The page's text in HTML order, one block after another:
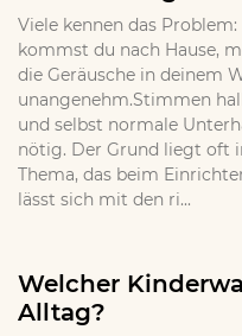
Viele kennen das
kommst du nach Hause,
die Geräusche in deinem
unangenehm.Stimmen
und selbst normale
nötig. Der Grund liegt oft
Thema, das beim
lässt sich mit den ri...
Welcher
Alltag?